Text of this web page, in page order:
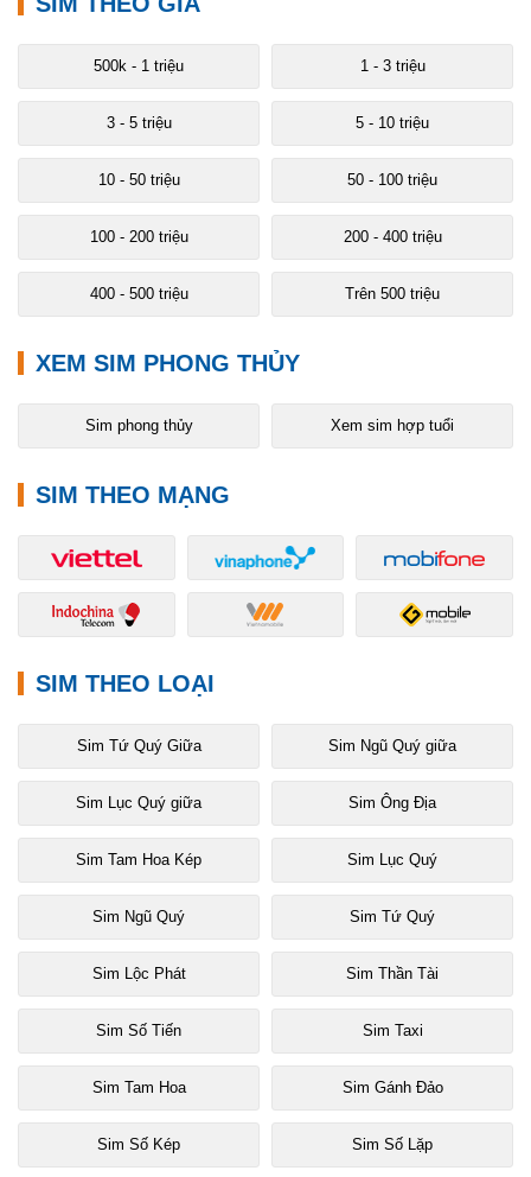
500k - 1 triệu 1 - 3 triệu
3 - 5 triệu 5 - 10 triệu
10 - 50 triệu 50 - 100 triệu
100 - 200 triệu 200 - 400 triệu
400 - 500 triệu Trên 500 triệu
XEM SIM PHONG THỦY
Sim phong thủy Xem sim hợp tuổi
SIM THEO MẠNG
SIM THEO LOẠI
Sim Tứ Quý Giữa Sim Ngũ Quý giữa
Sim Lục Quý giữa Sim Ông Địa
Sim Tam Hoa Kép Sim Lục Quý
Sim Ngũ Quý Sim Tứ Quý
Sim Lộc Phát Sim Thần Tài
Sim Số Tiến Sim Taxi
Sim Tam Hoa Sim Gánh Đảo
Sim Số Kép Sim Số Lặp